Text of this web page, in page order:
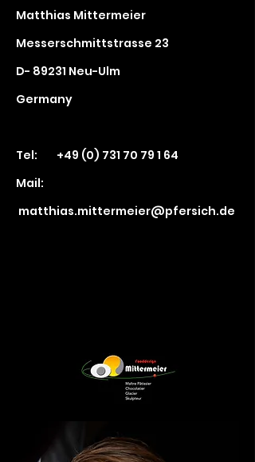
Matthias Mittermeier
Messerschmittstrasse 23
D- 89231 Neu-Ulm
Germany
Tel: +49 (0) 731 70 79 1 64
Mail:
matthias.mittermeier@pfersich.de